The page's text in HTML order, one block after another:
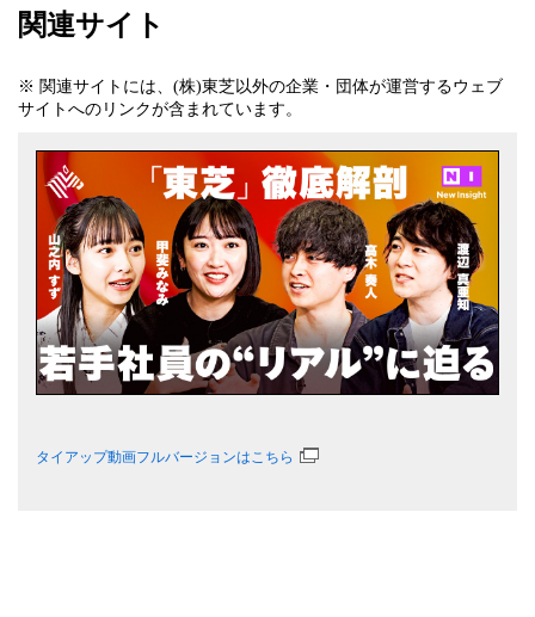
関連サイト
※ 関連サイトには、(株)東芝以外の企業・団体が運営するウェブ
サイトへのリンクが含まれています。
タイアップ動画フルバージョンはこちら